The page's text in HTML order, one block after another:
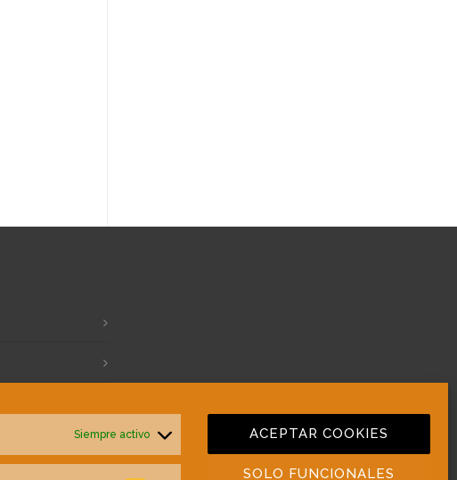
Siempre activo ACEPTAR COOKIES
SOLO FUNCIONALES